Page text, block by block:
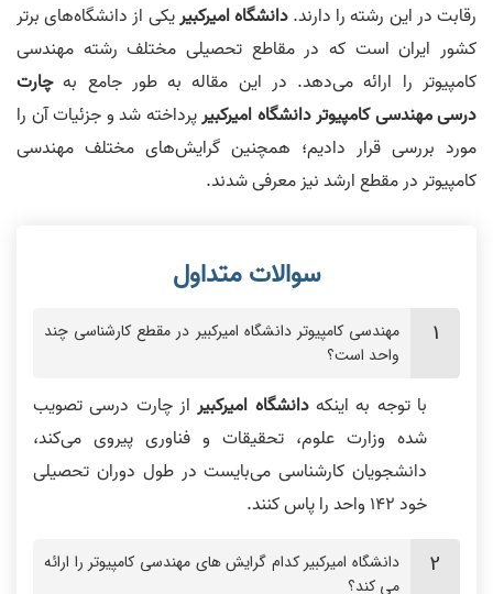
رقابت در این رشته را دارند.دانشگاه امیرکبیریکی از دانشگاه‌های برتر
کشور ایران است که در مقاطع تحصیلی مختلف رشته مهندسی
کامپیوتر را ارائه می‌دهد. در این مقاله به طور جامع بهچارت
درسیمهندسی کامپیوتردانشگاه امیرکبیرپرداخته شد و جزئیات آن را
مورد بررسی قرار دادیم؛ همچنین گرایش‌های مختلف مهندسی
کامپیوتر در مقطع ارشد نیز معرفی شدند.
مهندسی کامپیوتر دانشگاه امیرکبیر در مقطع کارشناسی چند
واحد است؟
با توجه به اینکهدانشگاه امیرکبیراز چارت درسی تصویب
شده وزارت علوم، تحقیقات و فناوری پیروی می‌کند،
دانشجویان کارشناسی می‌بایست در طول دوران تحصیلی
خود 142 واحد را پاس کنند.
دانشگاه امیرکبیر کدام گرایش های مهندسی کامپیوتر را ارائه
می کند؟